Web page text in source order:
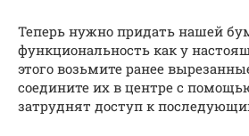
Теперь нужно придать нашей
функциональность как у
этого возьмите ранее
соедините их в центре с
затруднят доступ к